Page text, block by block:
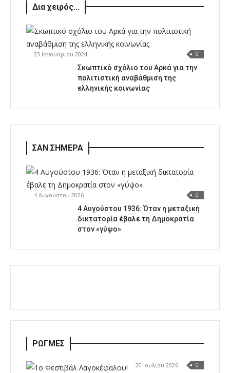
Δια χειρός...
23 Ιανουαρίου 2024 0
Σκωπτικό σχόλιο του Αρκά για την
πολιτιστική αναβάθμιση της
ελληνικής κοινωνίας
ΣΑΝ ΣΗΜΕΡΑ
4 Αυγούστου 2026 0
4 Αυγούστου 1936: Όταν η μεταξική
δικτατορία έβαλε τη Δημοκρατία
στον «γύψο»
ΡΩΓΜΕΣ
20 Ιουλίου 2026 0